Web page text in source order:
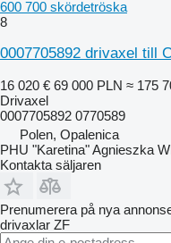
600 700 skördetröska
8
0007705892 drivaxel till
16 020 € 69 000 PLN ≈ 175
Drivaxel
0007705892 0770589
Polen, Opalenica
PHU "Karetina" Agnieszka
Kontakta säljaren
Prenumerera på nya
drivaxlar ZF